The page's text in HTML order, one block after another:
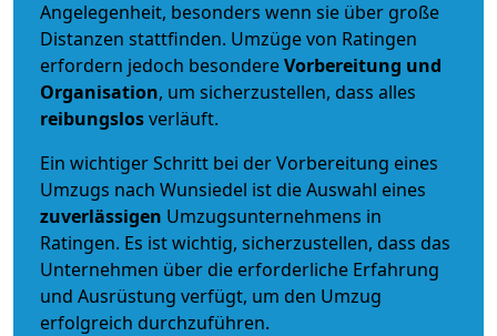
Angelegenheit, besonders wenn sie über große
Distanzen stattfinden. Umzüge von Ratingen
erfordern jedoch besondereVorbereitung und
Organisation, um sicherzustellen, dass alles
reibungslosverläuft.
Ein wichtiger Schritt bei der Vorbereitung eines
Umzugs nach Wunsiedel ist die Auswahl eines
zuverlässigen Umzugsunternehmens in
Ratingen. Es ist wichtig, sicherzustellen, dass das
Unternehmen über die erforderliche Erfahrung
und Ausrüstung verfügt, um den Umzug
erfolgreich durchzuführen.